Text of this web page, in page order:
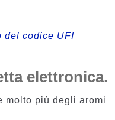
del codice UFI
elettronica.
molto più degli aromi